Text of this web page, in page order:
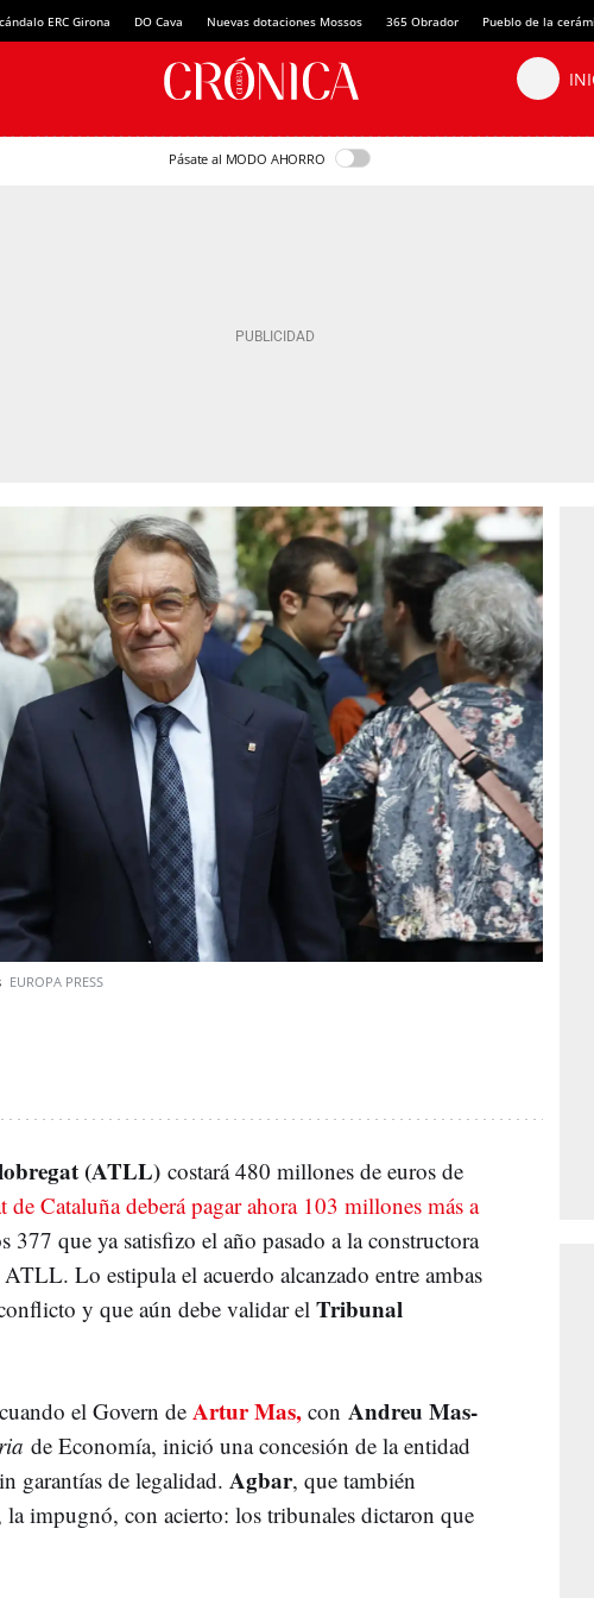
ERC Girona DO Cava Nuevas dotaciones Mossos 365 Obrador Pueblo de la
Pásate al MODO AHORRO
EUROPA PRESS
(ATLL) costará 480 millones de euros de
de Cataluña deberá pagar ahora 103 millones más a
377 que ya satisfizo el año pasado a la constructora
Lo estipula el acuerdo alcanzado entre ambas
y que aún debe validar el Tribunal
el Govern de Artur Mas, con Andreu Mas-
de Economía, inició una concesión de la entidad
garantías de legalidad. Agbar, que también
impugnó, con acierto: los tribunales dictaron que